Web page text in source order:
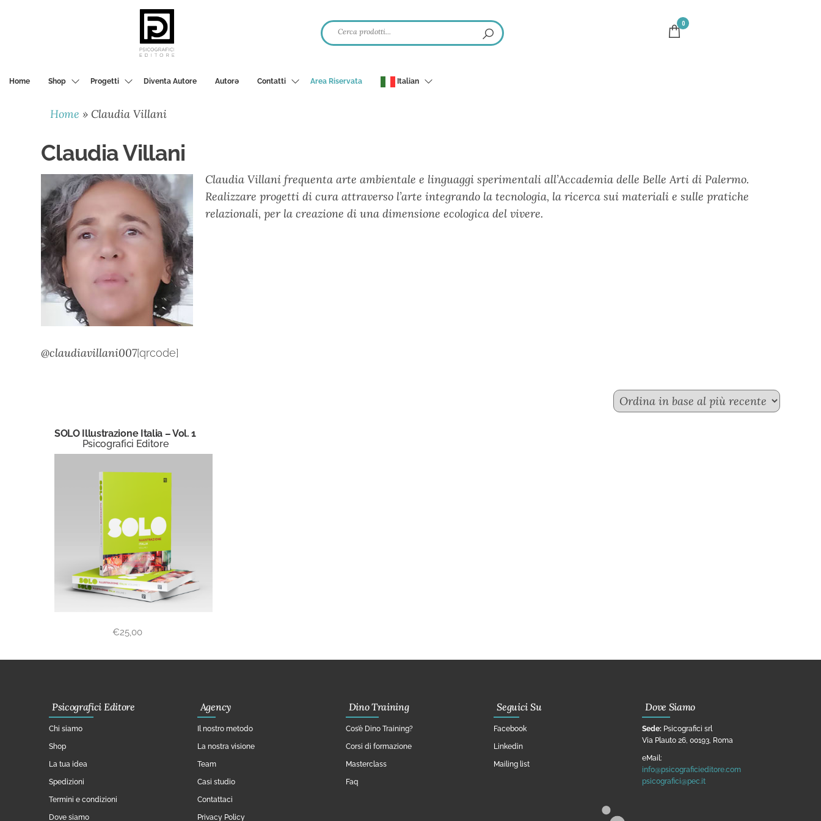
0
Home Shop Progetti Diventa Autore Autorә Contatti Area Riservata Italian
Home » Claudia Villani
Claudia Villani
Claudia Villani frequenta arte ambientale e linguaggi sperimentali all’Accademia delle Belle Arti di Palermo.
Realizzare progetti di cura attraverso l’arte integrando la tecnologia, la ricerca sui materiali e sulle pratiche
relazionali, per la creazione di una dimensione ecologica del vivere.
@claudiavillani007[qrcode]
SOLO Illustrazione Italia – Vol. 1
Psicografici Editore
€25,00
Psicografici Editore
Chi siamo
Shop
La tua idea
Spedizioni
Termini e condizioni
Dove siamo
Agency
Il nostro metodo
La nostra visione
Team
Casi studio
Contattaci
Privacy Policy
Dino Training
Cos’è Dino Training?
Corsi di formazione
Masterclass
Faq
Seguici Su
Facebook
Linkedin
Mailing list
Dove Siamo
Sede: Psicografici srl
Via Plauto 26, 00193, Roma
eMail:
info@psicograficieditore.com
psicografici@pec.it